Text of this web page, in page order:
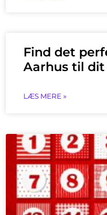
Find det
Aarhus til
LÆS MERE »